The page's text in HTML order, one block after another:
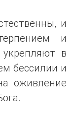
и
и
в
бессилии и
оживление